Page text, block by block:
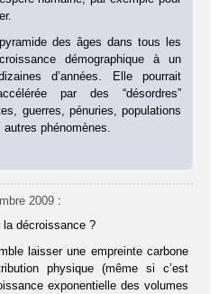
des âges dans tous les
démographique à un
d’années. Elle pourrait
par des “désordres”
guerres, pénuries, populations
phénomènes.
2009 :
la décroissance ?
laisser une empreinte carbone
physique (même si c’est
exponentielle des volumes